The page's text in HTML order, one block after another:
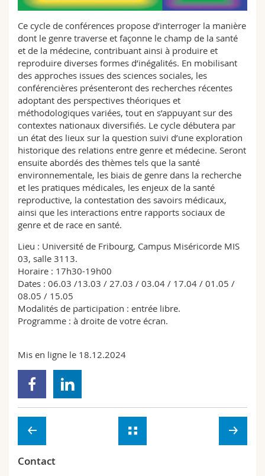
Sciences et médecine
Interfacultaire
Collaborateurs
Doctorants
Webmail
Programme des cours
MyUnifr
Ce cycle de conférences propose d’interroger la manière
dont le genre traverse et façonne le champ de la santé
et de la médecine, contribuant ainsi à produire et
reproduire diverses formes d’inégalités. En mobilisant
des approches issues des sciences sociales, les
conférencières présenteront des recherches récentes
adoptant des perspectives théoriques et
méthodologiques variées, tout en s’appuyant sur des
contextes nationaux diversifiés. Le cycle débutera par
un état des lieux sur la question suivi d’une exploration
historique des relations entre genre et médecine. Seront
ensuite abordés des thèmes tels que la santé
environnementale, les biais de genre dans la recherche
et les pratiques médicales, les enjeux de la santé
reproductive, la contestation des savoirs médicaux,
ainsi que les interactions entre rapports sociaux de
genre et de race en santé.
Lieu : Université de Fribourg, Campus Miséricorde MIS
03, salle 3113.
Horaire : 17h30-19h00
Dates : 06.03 /13.03 / 27.03 / 03.04 / 17.04 / 01.05 /
08.05 / 15.05
Modalités de participation : entrée libre.
Programme : à droite de votre écran.
Mis en ligne le 18.12.2024
Contact